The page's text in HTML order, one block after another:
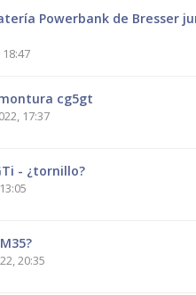
Powerbank de Bresser
18:47
cg5gt
17:37
- ¿tornillo?
20:35